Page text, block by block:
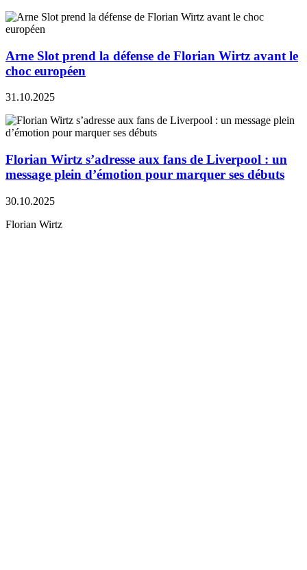
Arne Slot prend la défense de Florian Wirtz avant le
choc européen
31.10.2025
Florian Wirtz s’adresse aux fans de Liverpool : un
message plein d’émotion pour marquer ses débuts
30.10.2025
Florian Wirtz